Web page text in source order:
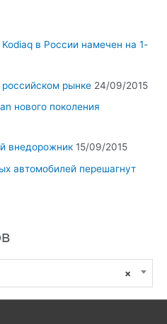
в России намечен на 1-
российском рынке 24/09/2015
нового поколения
внедорожник 15/09/2015
автомобилей перешагнут
×